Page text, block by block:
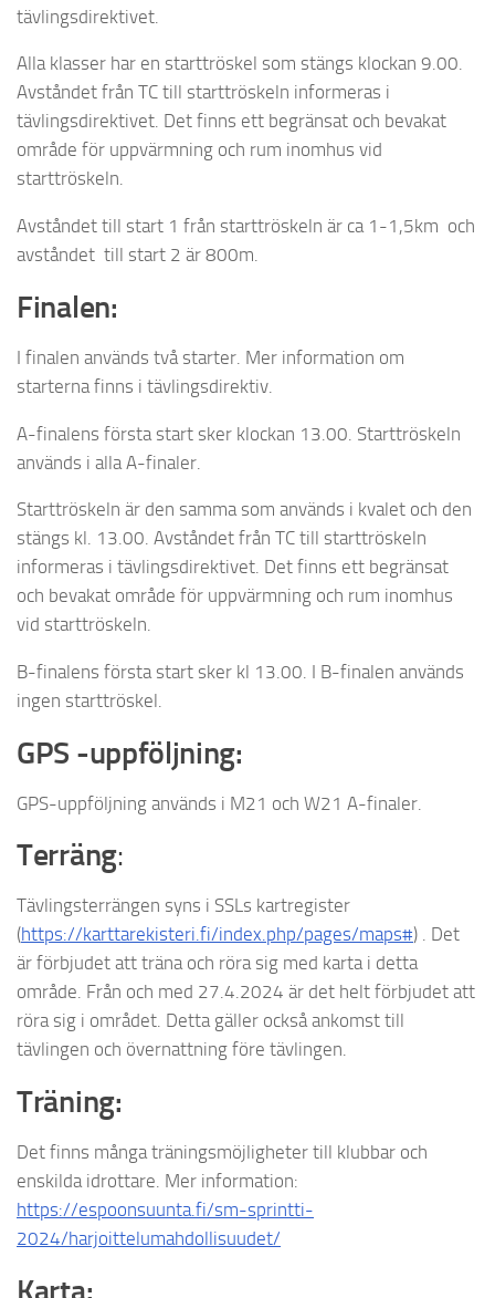
tävlingsdirektivet.
Alla klasser har en starttröskel som stängs klockan 9.00.
Avståndet från TC till starttröskeln informeras i
tävlingsdirektivet. Det finns ett begränsat och bevakat
område för uppvärmning och rum inomhus vid
starttröskeln.
Avståndet till start 1 från starttröskeln är ca 1-1,5km och
avståndet till start 2 är 800m.
Finalen:
I finalen används två starter. Mer information om
starterna finns i tävlingsdirektiv.
A-finalens första start sker klockan 13.00. Starttröskeln
används i alla A-finaler.
Starttröskeln är den samma som används i kvalet och den
stängs kl. 13.00. Avståndet från TC till starttröskeln
informeras i tävlingsdirektivet. Det finns ett begränsat
och bevakat område för uppvärmning och rum inomhus
vid starttröskeln.
B-finalens första start sker kl 13.00. I B-finalen används
ingen starttröskel.
GPS -uppföljning:
GPS-uppföljning används i M21 och W21 A-finaler.
Terräng:
Tävlingsterrängen syns i SSLs kartregister
(https://karttarekisteri.fi/index.php/pages/maps#) . Det
är förbjudet att träna och röra sig med karta i detta
område. Från och med 27.4.2024 är det helt förbjudet att
röra sig i området. Detta gäller också ankomst till
tävlingen och övernattning före tävlingen.
Träning:
Det finns många träningsmöjligheter till klubbar och
enskilda idrottare. Mer information:
https://espoonsuunta.fi/sm-sprintti-
2024/harjoittelumahdollisuudet/
Karta: